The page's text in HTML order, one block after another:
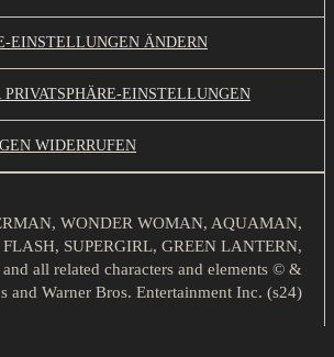
EINSTELLUNGEN ÄNDERN
PRIVATSPHÄRE-EINSTELLUNGEN
WIDERRUFEN
WONDER WOMAN, AQUAMAN,
SUPERGIRL, GREEN LANTERN,
all related characters and elements © &
and Warner Bros. Entertainment Inc. (s24)